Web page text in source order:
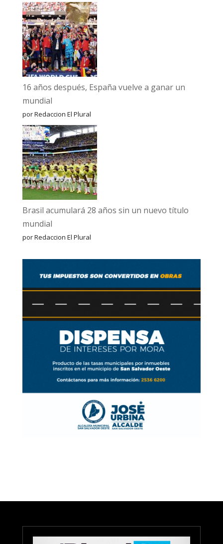
16 años después, España vuelve a ganar un
mundial
por Redaccion El Plural
Brasil acumulará 28 años sin un nuevo título
mundial
por Redaccion El Plural